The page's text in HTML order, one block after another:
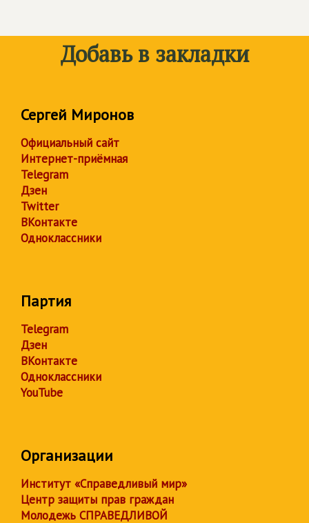
Добавь в закладки
Сергей Миронов
Официальный сайт
Интернет-приёмная
Telegram
Дзен
Twitter
ВКонтакте
Одноклассники
Партия
Telegram
Дзен
ВКонтакте
Одноклассники
YouTube
Организации
Институт «Справедливый мир»
Центр защиты прав граждан
Молодежь СПРАВЕДЛИВОЙ